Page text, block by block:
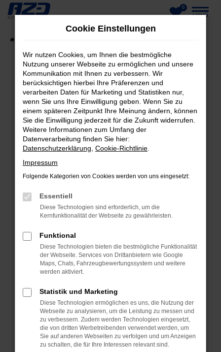
Zum
springen
0
MENÜ
FEHLER: NETWORK ERROR
Beim Laden ist ein Fehler aufgetreten.
Hier sind ein paar Tipps, die dir helfen können:
Überprüfe deine Firewall und deine
Internetverbindung.
Laden andere Webseiten, zum Beispiel deine
Suchmaschine?
Manche Erweiterungen, wie Werbeblocker,
können das Laden bestimmter Seiten
verhindern. Funktioniert die Seite in einem
anderen Browser oder in einem privaten
Fenster?
Starte dein Gerät neu.
Das kann manchmal helfen, vorübergehende
Stelle sicher, dass dein Browser und dein
Betriebssystem auf dem neuesten Stand
sind.
Veraltete Software birgt nicht nur ein
Sicherheitsrisiko, sondern kann auch dazu
führen, dass bestimmte Funktionen nicht mehr
Cookie Einstellungen
Wir nutzen Cookies, um Ihnen die bestmögliche
Nutzung unserer Webseite zu ermöglichen und unsere
Kommunikation mit Ihnen zu verbessern. Wir
berücksichtigen hierbei Ihre Präferenzen und
verarbeiten Daten für Marketing und Statistiken nur,
wenn Sie uns Ihre Einwilligung geben. Wenn Sie zu
einem späteren Zeitpunkt Ihre Meinung ändern, können
Sie die Einwilligung jederzeit für die Zukunft widerrufen.
Weitere Informationen zum Umfang der
Datenverarbeitung finden Sie hier:
Datenschutzerklärung Cookie-Richtlinie
Impressum
Folgende Kategorien von Cookies werden von uns eingesetzt:
Essentiell
Diese Technologien sind erforderlich, um die
Kernfunktionalität der Webseite zu gewährleisten.
Funktional
Diese Technologien bieten die bestmögliche Funktionalität
der Webseite. Services von Drittanbietern wie Google
Maps, Chats, Fahrzeugbewertungssystem und weitere
werden aktiviert.
Statistik und Marketing
Diese Technologien ermöglichen es uns, die Nutzung der
Webseite zu analysieren, um die Leistung zu messen und
zu verbessern. Zudem werden Technologien eingesetzt,
die von dritten Werbetreibenden verwendet werden, um
Sie auf anderen Webseiten zu verfolgen und um Anzeigen
zu schalten, die für Ihre Interessen relevant sind.